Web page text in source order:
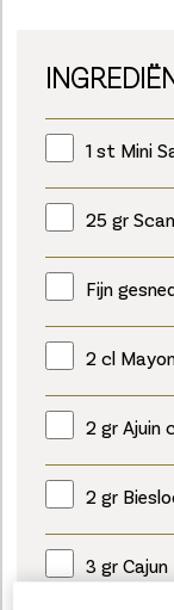
1 st Mini
25 gr
Fijn
2 cl
2 gr Ajuin
2 gr
3 gr Cajun